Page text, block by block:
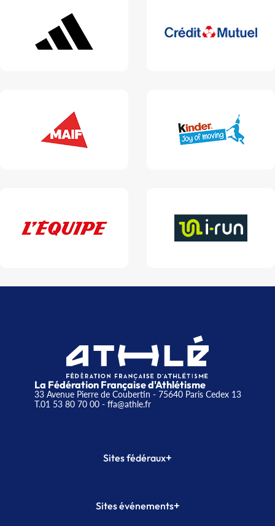
La Fédération Française d'Athlétisme
33 Avenue Pierre de Coubertin - 75640 Paris Cedex 13
T.01 53 80 70 00- ffa@athle.fr
Sites fédéraux+
Plateforme Formation
Sites événements+